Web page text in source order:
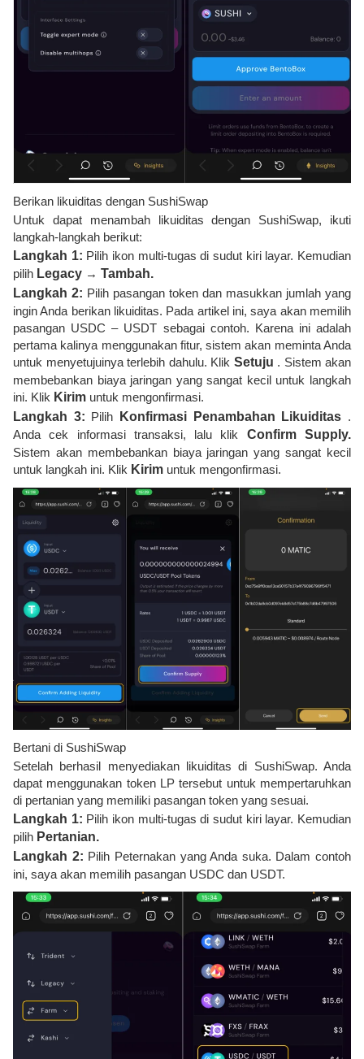
Berikan likuiditas dengan SushiSwap
Untuk dapat menambah likuiditas dengan SushiSwap, ikuti
langkah-langkah berikut:
Langkah 1: Pilih ikon multi-tugas di sudut kiri layar. Kemudian
pilih Legacy → Tambah.
Langkah 2: Pilih pasangan token dan masukkan jumlah yang
ingin Anda berikan likuiditas. Pada artikel ini, saya akan memilih
pasangan USDC – USDT sebagai contoh. Karena ini adalah
pertama kalinya menggunakan fitur, sistem akan meminta Anda
untuk menyetujuinya terlebih dahulu. Klik Setuju . Sistem akan
membebankan biaya jaringan yang sangat kecil untuk langkah
ini. Klik Kirim untuk mengonfirmasi.
Langkah 3: Pilih Konfirmasi Penambahan Likuiditas .
Anda cek informasi transaksi, lalu klik Confirm Supply.
Sistem akan membebankan biaya jaringan yang sangat kecil
untuk langkah ini. Klik Kirim untuk mengonfirmasi.
Bertani di SushiSwap
Setelah berhasil menyediakan likuiditas di SushiSwap. Anda
dapat menggunakan token LP tersebut untuk mempertaruhkan
di pertanian yang memiliki pasangan token yang sesuai.
Langkah 1: Pilih ikon multi-tugas di sudut kiri layar. Kemudian
pilih Pertanian.
Langkah 2: Pilih Peternakan yang Anda suka. Dalam contoh
ini, saya akan memilih pasangan USDC dan USDT.